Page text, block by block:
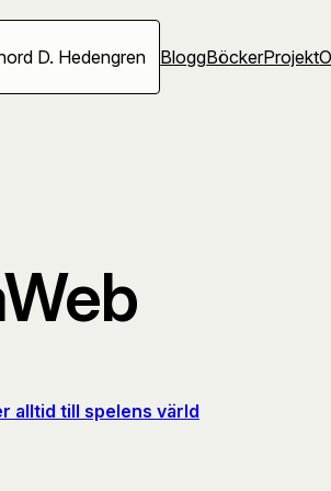
D. Hedengren BloggBöckerProjekt
alltid till spelens värld